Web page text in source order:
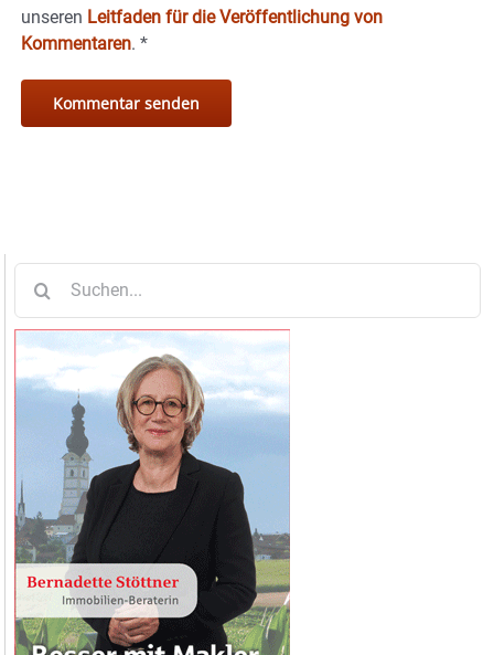
unseren Leitfaden für die Veröffentlichung von
Kommentaren. *
nach: